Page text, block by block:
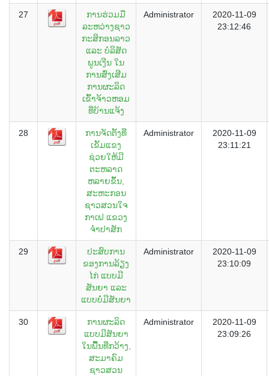
27
ການຮ່ວມມື
ລະຫວ່າງຊາວ
ກະສິກອນລາວ
ແລະ ບໍລິສັດ
ພູນເງີນ ໃນ
ການສົ່ງເສີມ
ການຜະລິດ
ເຂົ້າຈ້າວຫອມ
ທີ່ບ້ານແຈ້ງ
Administrator
2020-11-09
23:12:46
28
ການຈັດຕັ້ງທີ່
ເຂັ້ມແຂງ
ຊ່ວຍໃຫ້ມີ
ຕະຫລາດ
ຫລາຍຂຶ້ນ,
ສະຫະກອນ
ຊາວສວນໃຈ
ກາເຟ ແຂວງ
ຈຳປາສັກ
Administrator
2020-11-09
23:11:21
29
ປະສົບການ
ຂອງການລ້ຽງ
ໄກ່ ແບບມີ
ສັນຍາ ແລະ
ແບບບໍ່ມີສັນຍາ
Administrator
2020-11-09
23:10:09
30
ການຜະລິດ
ແບບມີສັນຍາ
ໃນພີື້ນທີ່ກວ້າງ,
ສະມາຄົມ
ຊາວສວນ
Administrator
2020-11-09
23:09:26